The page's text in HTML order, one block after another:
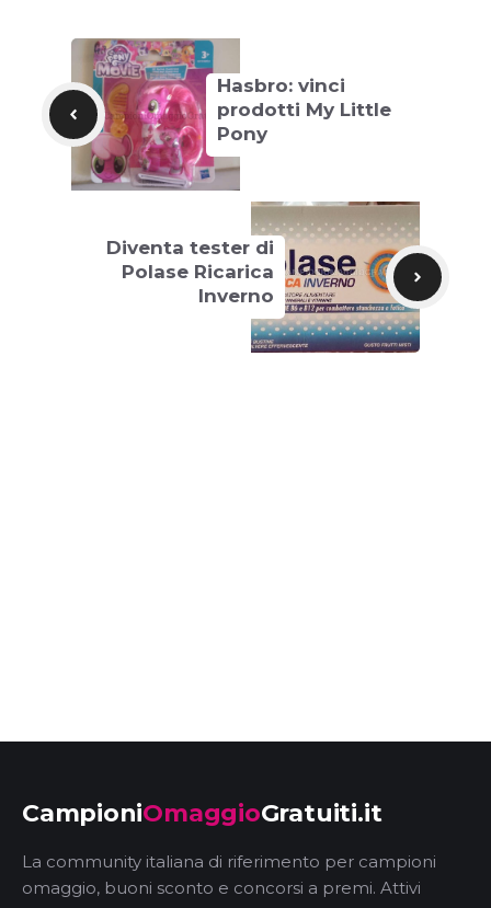
Hasbro: vinci
prodotti My Little
Pony
Diventa tester di
Polase Ricarica
Inverno
CampioniOmaggioGratuiti.it
La community italiana di riferimento per campioni
omaggio, buoni sconto e concorsi a premi. Attivi